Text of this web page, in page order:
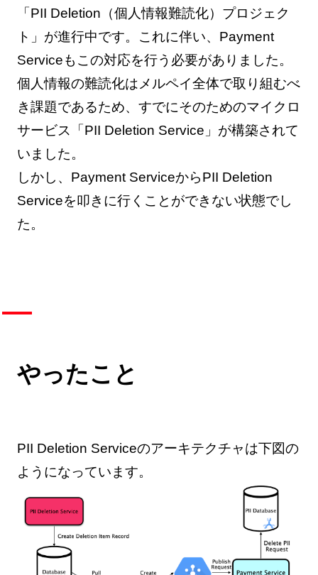
「PII Deletion（個人情報難読化）プロジェク
ト」が進行中です。これに伴い、Payment
Serviceもこの対応を行う必要がありました。
個人情報の難読化はメルペイ全体で取り組むべ
き課題であるため、すでにそのためのマイクロ
サービス「PII Deletion Service」が構築されて
いました。
しかし、Payment ServiceからPII Deletion
Serviceを叩きに行くことができない状態でし
た。
やったこと
PII Deletion Serviceのアーキテクチャは下図の
ようになっています。